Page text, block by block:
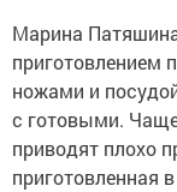
Марина
приготовлением
ножами и
с готовыми.
приводят плохо
приготовленная